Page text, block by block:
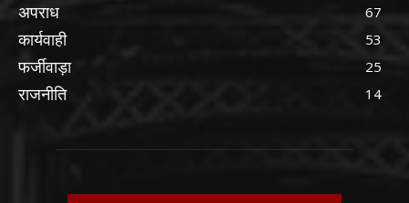
अपराध 67
कार्यवाही 53
फर्जीवाड़ा 25
राजनीति 14